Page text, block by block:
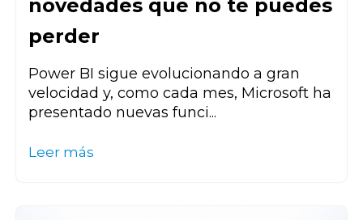
novedades que no te puedes
perder
Power BI sigue evolucionando a gran
velocidad y, como cada mes, Microsoft ha
presentado nuevas funci...
Leer más